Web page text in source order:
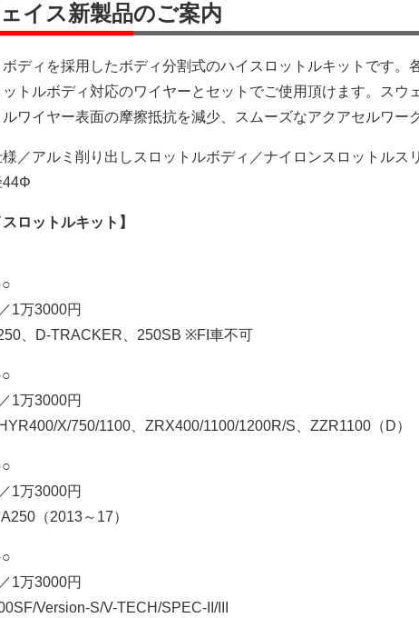
イス新製品のご案内
ディを採用したボディ分割式のハイスロットルキットです。
トルボディ対応のワイヤーとセットでご使用頂けます。スウ
ワイヤー表面の摩擦抵抗を減少、スムーズなアクアセルワー
／アルミ削り出しスロットルボディ／ナイロンスロットルス
44Φ
ロットルキット】
／1万3000円
、D-TRACKER、250SB ※FI車不可
／1万3000円
Χ/750/1100、ZRX400/1100/1200R/S、ZZR1100（D）
／1万3000円
（2013～17）
／1万3000円
Version-S/V-TECH/SPEC-II/III